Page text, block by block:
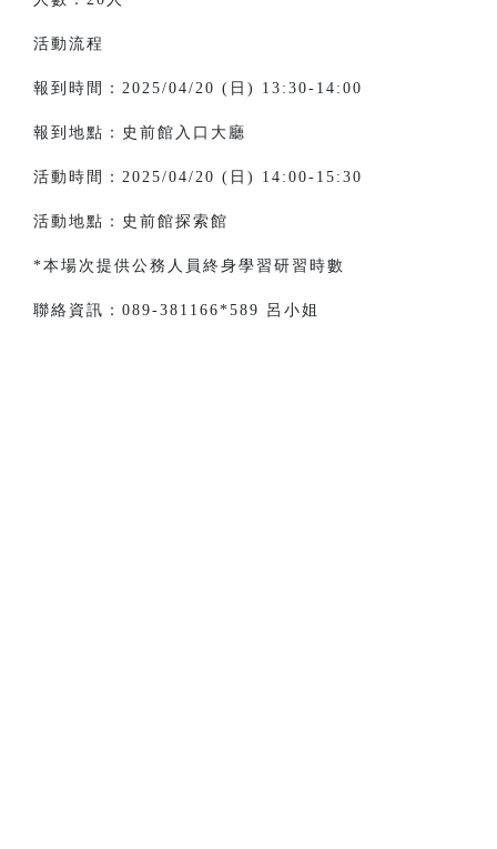
活動流程
報到時間： 2025/04/20 ( 日 ) 13:30-14:00
報到地點：史前館入口大廳
活動時間： 2025/04/20 ( 日 ) 14:00-15:30
活動地點：史前館探索館
*本場次提供公務人員終身學習研習時數
聯絡資訊：089-381166*589 呂小姐